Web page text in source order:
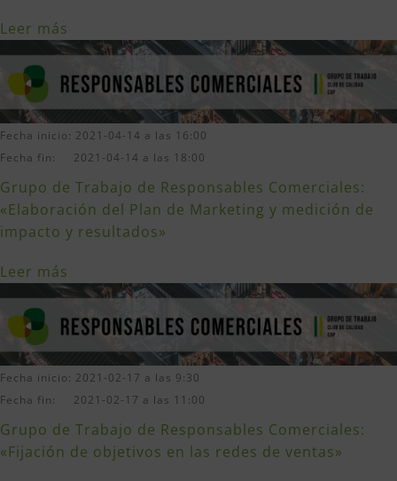
Leer más
Fecha inicio: 2021-04-14 a las 16:00
Fecha fin: 2021-04-14 a las 18:00
Grupo de Trabajo de Responsables Comerciales:
«Elaboración del Plan de Marketing y medición de
impacto y resultados»
Leer más
Fecha inicio: 2021-02-17 a las 9:30
Fecha fin: 2021-02-17 a las 11:00
Grupo de Trabajo de Responsables Comerciales:
«Fijación de objetivos en las redes de ventas»